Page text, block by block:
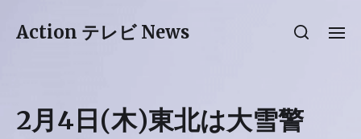
Action テレビ News
2月4日(木)東北は大雪警